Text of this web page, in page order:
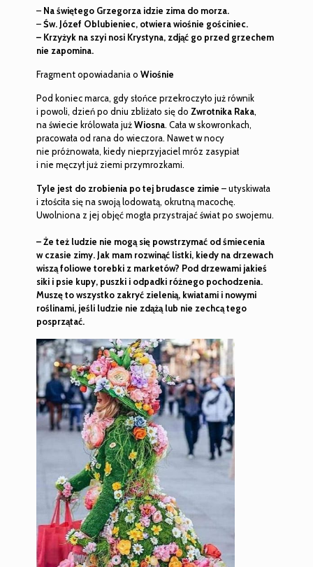
– Na świętego Grzegorza idzie zima do morza.
–Św. Józef Oblubieniec, otwiera wiośnie gościniec.
– Krzyżyk na szyi nosi Krystyna, zdjąć go przed grzechem
nie zapomina.
Fragment opowiadania o Wiośnie
Pod koniec marca, gdy słońce przekroczyło już równik
i powoli, dzień po dniu zbliżało się do Zwrotnika Raka,
na świecie królowała jużWiosna. Cała w skowronkach,
pracowała od rana do wieczora. Nawet w nocy
nie próżnowała, kiedy nieprzyjaciel mróz zasypiał
i nie męczył już ziemi przymrozkami.
Tyle jest do zrobienia po tej brudasce zimie – utyskiwała
i złościła się na swoją lodowatą, okrutną macochę.
Uwolniona z jej objęć mogła przystrajać świat po swojemu.
– Że też ludzie nie mogą się powstrzymać od śmiecenia
w czasie zimy. Jak mam rozwinąć listki, kiedy na drzewach
wiszą foliowe torebki z marketów? Pod drzewami jakieś
siki i psie kupy, puszki i odpadki różnego pochodzenia.
Muszę to wszystko zakryć zielenią, kwiatami i nowymi
roślinami, jeśli ludzie nie zdążą lub nie zechcą tego
posprzątać.